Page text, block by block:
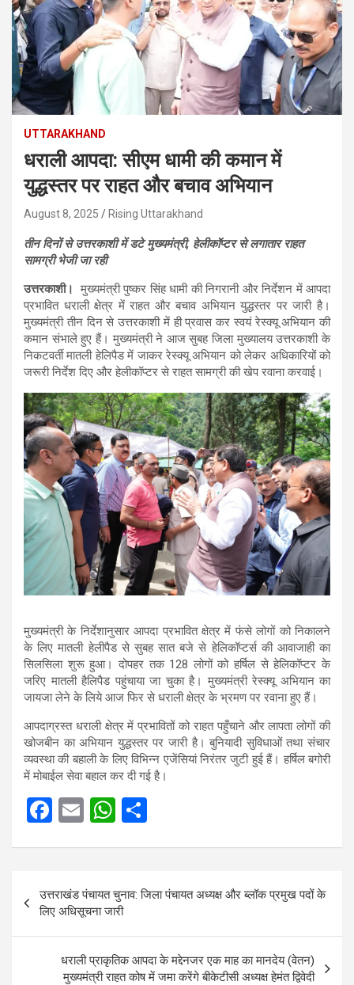
UTTARAKHAND
धराली आपदा: सीएम धामी की कमान में
युद्धस्तर पर राहत और बचाव अभियान
August 8, 2025 Rising Uttarakhand
तीन दिनों से उत्तरकाशी में डटे मुख्यमंत्री, हेलीकॉप्टर से लगातार राहत
सामग्री भेजी जा रही
उत्तरकाशी। मुख्यमंत्री पुष्कर सिंह धामी की निगरानी और निर्देशन में आपदा
प्रभावित धराली क्षेत्र में राहत और बचाव अभियान युद्धस्तर पर जारी है।
मुख्यमंत्री तीन दिन से उत्तरकाशी में ही प्रवास कर स्वयं रेस्क्यू अभियान की
कमान संभाले हुए हैं। मुख्यमंत्री ने आज सुबह जिला मुख्यालय उत्तरकाशी के
निकटवर्ती मातली हेलिपैड में जाकर रेस्क्यू अभियान को लेकर अधिकारियों को
जरूरी निर्देश दिए और हेलीकॉप्टर से राहत सामग्री की खेप रवाना करवाई।
मुख्यमंत्री के निर्देशानुसार आपदा प्रभावित क्षेत्र में फंसे लोगों को निकालने
के लिए मातली हेलीपैड से सुबह सात बजे से हेलिकॉप्टर्स की आवाजाही का
सिलसिला शुरू हुआ। दोपहर तक 128 लोगों को हर्षिल से हेलिकॉप्टर के
जरिए मातली हैलिपैड पहुंचाया जा चुका है। मुख्यमंत्री रेस्क्यू अभियान का
जायजा लेने के लिये आज फिर से धराली क्षेत्र के भ्रमण पर रवाना हुए हैं।
आपदाग्रस्त धराली क्षेत्र में प्रभावितों को राहत पहुँचाने और लापता लोगों की
खोजबीन का अभियान युद्धस्तर पर जारी है। बुनियादी सुविधाओं तथा संचार
व्यवस्था की बहाली के लिए विभिन्न एजेंसियां निरंतर जुटी हुई हैं। हर्षिल बगोरी
में मोबाईल सेवा बहाल कर दी गई है।
F
b
o
o
k
E
W
s
A
p
p
e
navigation
उत्तराखंड पंचायत चुनाव: जिला पंचायत अध्यक्ष और ब्लॉक प्रमुख पदों के
लिए अधिसूचना जारी
धराली प्राकृतिक आपदा के मद्देनजर एक माह का मानदेय (वेतन‌)
मुख्यमंत्री राहत कोष में जमा करेंगे बीकेटीसी अध्यक्ष हेमंत द्विवेदी